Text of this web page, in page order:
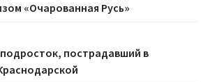
«Очарованная Русь»
пострадавший в